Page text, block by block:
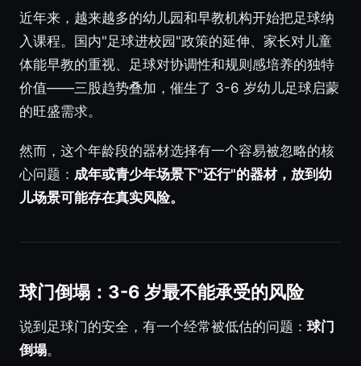
近年来，越来越多的幼儿园和早教机构开始把足球纳
入课程。国内"足球进校园"政策的延伸、家长对儿童
体能早教的重视、足球对协调性和规则感培养的独特
价值——三股趋势叠加，催生了 3-6 岁幼儿足球启蒙
的旺盛需求。
然而，这个年龄段的器材选择有一个容易被忽略的核
心问题： 成年或青少年场景下"还行"的器材，放到幼
儿场景可能存在真实风险。
球门倒塌：3-6 岁最不能承受的风险
说到足球门的安全，有一个经常被低估的问题： 球门
倒塌。